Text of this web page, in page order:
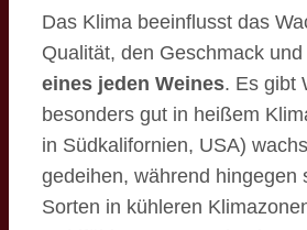
Das Klima beeinflusst das
Qualität, den Geschmack und
eines jeden Weines. Es gibt
besonders gut in heißem
in Südkalifornien, USA)
gedeihen, während hingegen
Sorten in kühleren